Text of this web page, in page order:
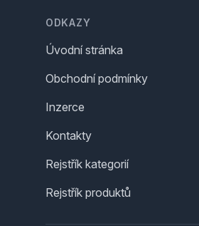
ODKAZY
Úvodní stránka
Obchodní podmínky
Inzerce
Kontakty
Rejstřík kategorií
Rejstřík produktů